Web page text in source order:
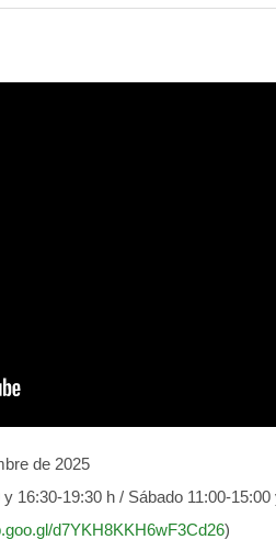
de 2025
16:30-19:30 h / Sábado 11:00-15:00
d7YKH8KKH6wF3Cd26)